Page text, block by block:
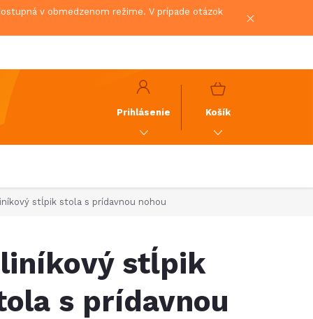
v obmedzenom režime. V prípade otázok
Prihlásenie
NÁKUPNÝ
Košík
stĺpik stola s prídavnou nohou
stĺpik
s prídavnou